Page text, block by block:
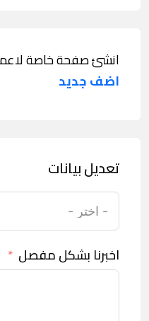
انشئ صفحة خاصة
اضف جديد
تعديل بيانات
اخبرنا بشكل مفصل